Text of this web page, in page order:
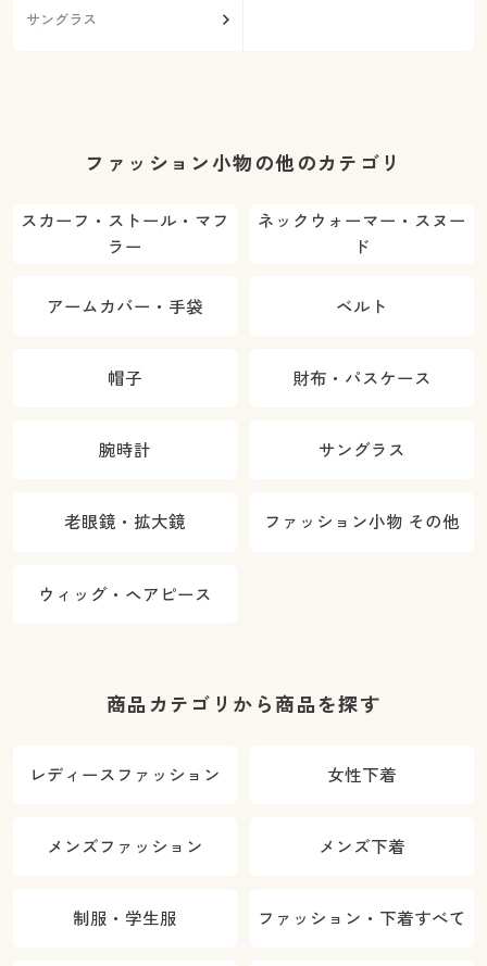
サングラス
ファッション小物の他のカテゴリ
スカーフ・ストール・マフ
ラー
ネックウォーマー・スヌー
ド
アームカバー・手袋 ベルト
帽子 財布・パスケース
腕時計 サングラス
老眼鏡・拡大鏡 ファッション小物 その他
ウィッグ・ヘアピース
商品カテゴリから商品を探す
レディースファッション 女性下着
メンズファッション メンズ下着
制服・学生服 ファッション・下着すべて